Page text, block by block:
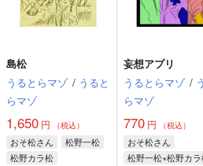
島松
うるとらマゾ / うると
らマゾ
1,650 円 （税込）
おそ松さん
松野一松
松野カラ松
妄想アプリ
うるとらマゾ /
らマゾ
770 円 （税込）
おそ松さん